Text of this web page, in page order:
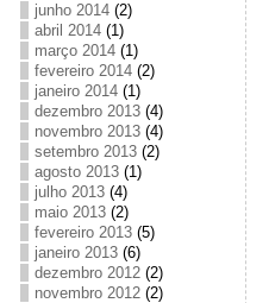
junho 2014(2)
abril 2014(1)
março 2014(1)
fevereiro 2014(2)
janeiro 2014(1)
dezembro 2013(4)
novembro 2013(4)
setembro 2013(2)
agosto 2013(1)
julho 2013(4)
maio 2013(2)
fevereiro 2013(5)
janeiro 2013(6)
dezembro 2012(2)
novembro 2012(2)